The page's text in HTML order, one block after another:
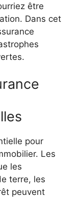
être
Dans cet
pour
Les
les
terre, les
peuvent